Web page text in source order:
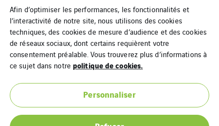
Mentions Légales
Plan du site
Afin d’optimiser les performances, les fonctionnalités et
l’interactivité de notre site, nous utilisons des cookies
techniques, des cookies de mesure d’audience et des cookies
de réseaux sociaux, dont certains requièrent votre
consentement préalable. Vous trouverez plus d’informations à
ce sujet dans notre politique de cookies.
Personnaliser